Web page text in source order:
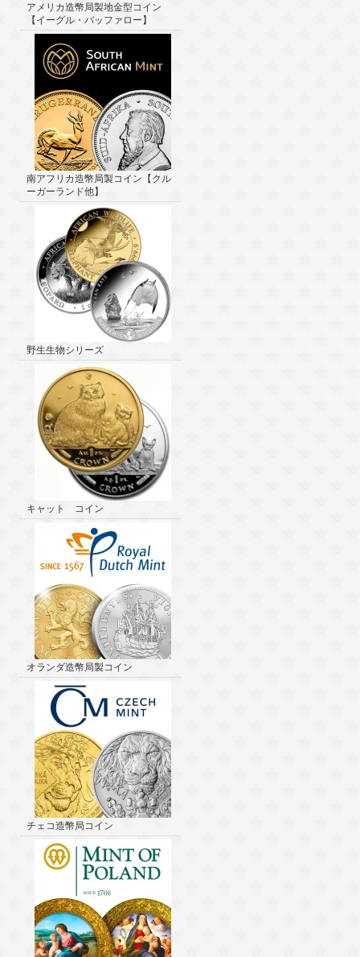
アメリカ造幣局製地金型コイン
【イーグル・バッファロー】
南アフリカ造幣局製コイン【クル
ーガーランド他】
野生生物シリーズ
キャット コイン
オランダ造幣局製コイン
チェコ造幣局コイン